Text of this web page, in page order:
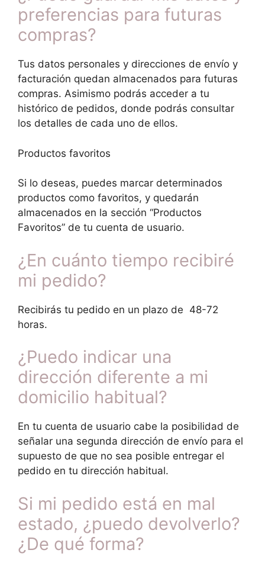
preferencias para futuras
compras?
Tus datos personales y direcciones de envío y
facturación quedan almacenados para futuras
compras. Asimismo podrás acceder a tu
histórico de pedidos, donde podrás consultar
los detalles de cada uno de ellos.
Productos favoritos
Si lo deseas, puedes marcar determinados
productos como favoritos, y quedarán
almacenados en la sección “Productos
Favoritos” de tu cuenta de usuario.
¿En cuánto tiempo recibiré
mi pedido?
Recibirás tu pedido en un plazo de 48-72
horas.
¿Puedo indicar una
dirección diferente a mi
domicilio habitual?
En tu cuenta de usuario cabe la posibilidad de
señalar una segunda dirección de envío para el
supuesto de que no sea posible entregar el
pedido en tu dirección habitual.
Si mi pedido está en mal
estado, ¿puedo devolverlo?
¿De qué forma?